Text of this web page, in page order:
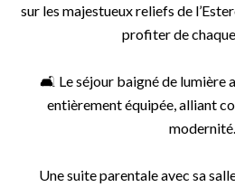
sur les majestueux reliefs de
profiter de
🛋️ Le séjour baigné de lumière
entièrement équipée, alliant
modernité.
Une suite parentale avec sa